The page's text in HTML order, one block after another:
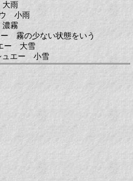
雨
小雨
霧
霧の少ない状態をいう
ー 大雪
ュエー 小雪